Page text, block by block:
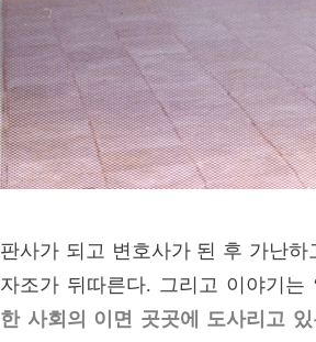
판사가 되고 변호사가 된 후 가난
자조가 뒤따른다. 그리고 이야기는
한 사회의 이면 곳곳에 도사리고